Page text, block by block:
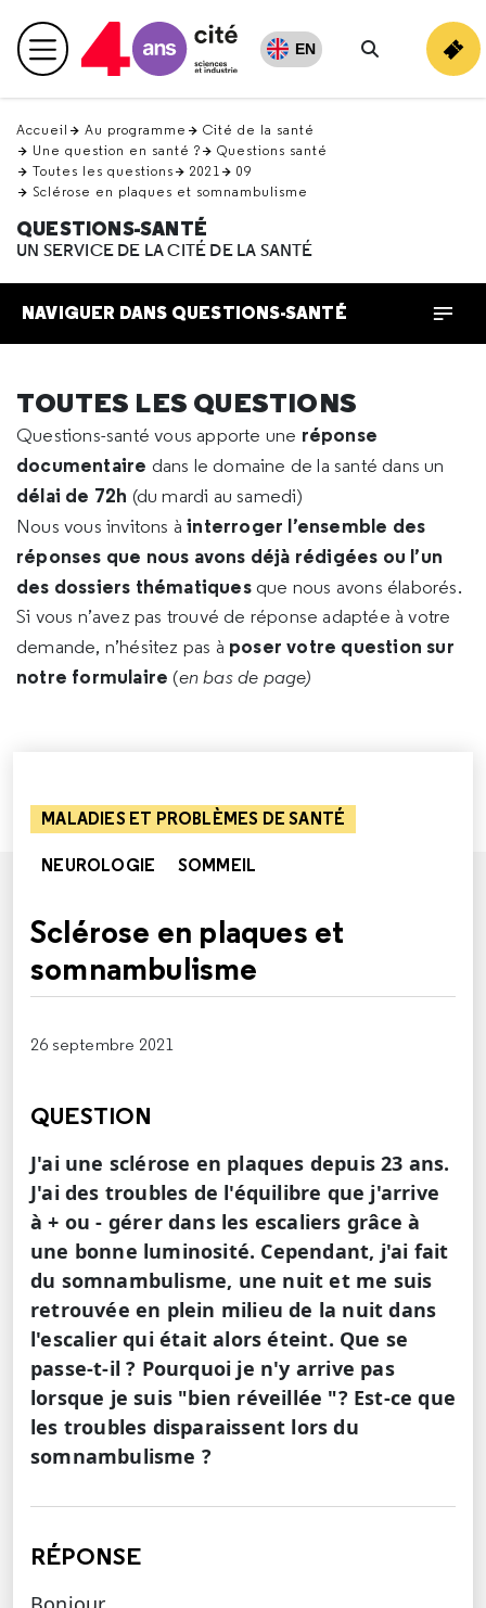
en
haut Menu principal EN
Rechercher
Accueil Au programme
Cité de la santé
Une question en santé ?
Questions santé
Toutes les questions
2021
09
Sclérose en plaques et somnambulisme
QUESTIONS-SANTÉ
UN SERVICE DE LA CITÉ DE LA SANTÉ
NAVIGUER DANS QUESTIONS-SANTÉ
TOUTES LES QUESTIONS
Questions-santé vous apporte une réponse
documentaire dans le domaine de la santé dans un
délai de 72h (du mardi au samedi)
Nous vous invitons àinterroger l’ensemble des
réponses que nous avons déjà rédigées ou l’un
des dossiers thématiques que nous avons élaborés.
Si vous n’avez pas trouvé de réponse adaptée à votre
demande, n’hésitez pas à poser votre question sur
notre formulaire (en bas de page)
MALADIES ET PROBLÈMES DE SANTÉ
NEUROLOGIE SOMMEIL
Sclérose en plaques et
somnambulisme
26 septembre 2021
QUESTION
J'ai une sclérose en plaques depuis 23 ans.
J'ai des troubles de l'équilibre que j'arrive
à + ou - gérer dans les escaliers grâce à
une bonne luminosité. Cependant, j'ai fait
du somnambulisme, une nuit et me suis
retrouvée en plein milieu de la nuit dans
l'escalier qui était alors éteint. Que se
passe-t-il ? Pourquoi je n'y arrive pas
lorsque je suis "bien réveillée "? Est-ce que
les troubles disparaissent lors du
somnambulisme ?
RÉPONSE